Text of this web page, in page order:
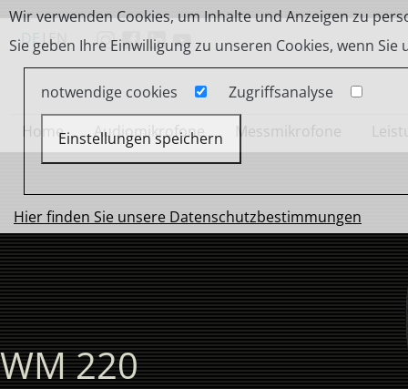
Wir verwenden Cookies, um Inhalte und Anzeigen zu
Sie geben Ihre Einwilligung zu unseren Cookies, wenn
notwendige cookies Zugriffsanalyse
Einstellungen speichern
Hier finden Sie unsere Datenschutzbestimmungen
DE|EN
Home Audiomikrofone Messmikrofone
WM 220